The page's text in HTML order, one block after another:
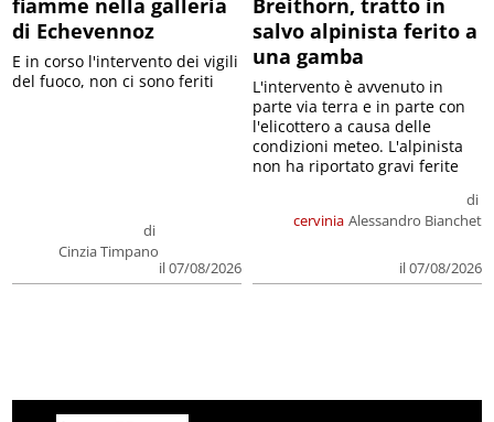
fiamme nella galleria
di Echevennoz
di
Cinzia Timpano
il 07/08/2026
E in corso l'intervento dei vigili
del fuoco, non ci sono feriti
Breithorn, tratto in
salvo alpinista ferito a
una gamba
cervinia
di
Alessandro Bianchet
il 07/08/2026
L'intervento è avvenuto in
parte via terra e in parte con
l'elicottero a causa delle
condizioni meteo. L'alpinista
non ha riportato gravi ferite